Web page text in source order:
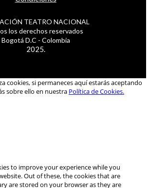
TEATRO NACIONAL
los derechos reservados
Bogotá D.C - Colombia
2025.
cookies, si permaneces aquí estarás aceptando
sobre ello en nuestra Política de Cookies.
to improve your experience while you
Out of these, the cookies that are
are stored on your browser as they are